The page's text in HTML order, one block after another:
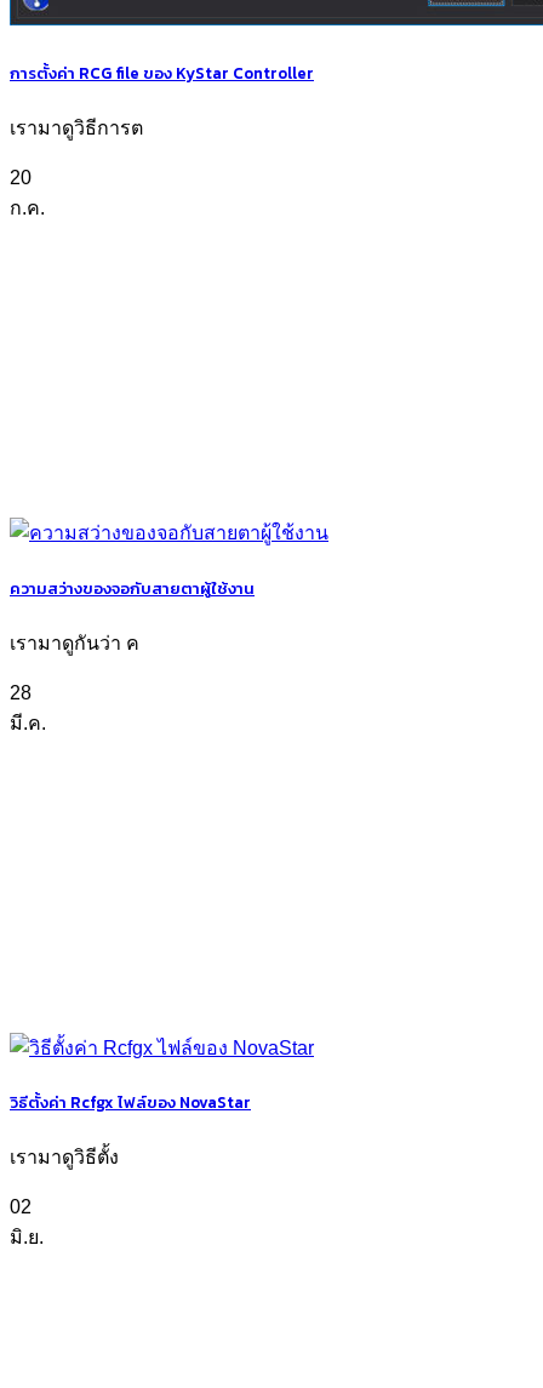
การตั้งค่า RCG file ของ KyStar Controller
เรามาดูวิธีการต
20
ก.ค.
ความสว่างของจอกับสายตาผู้ใช้งาน
เรามาดูกันว่า ค
28
มี.ค.
วิธีตั้งค่า Rcfgx ไฟล์ของ NovaStar
เรามาดูวิธีตั้ง
02
มิ.ย.